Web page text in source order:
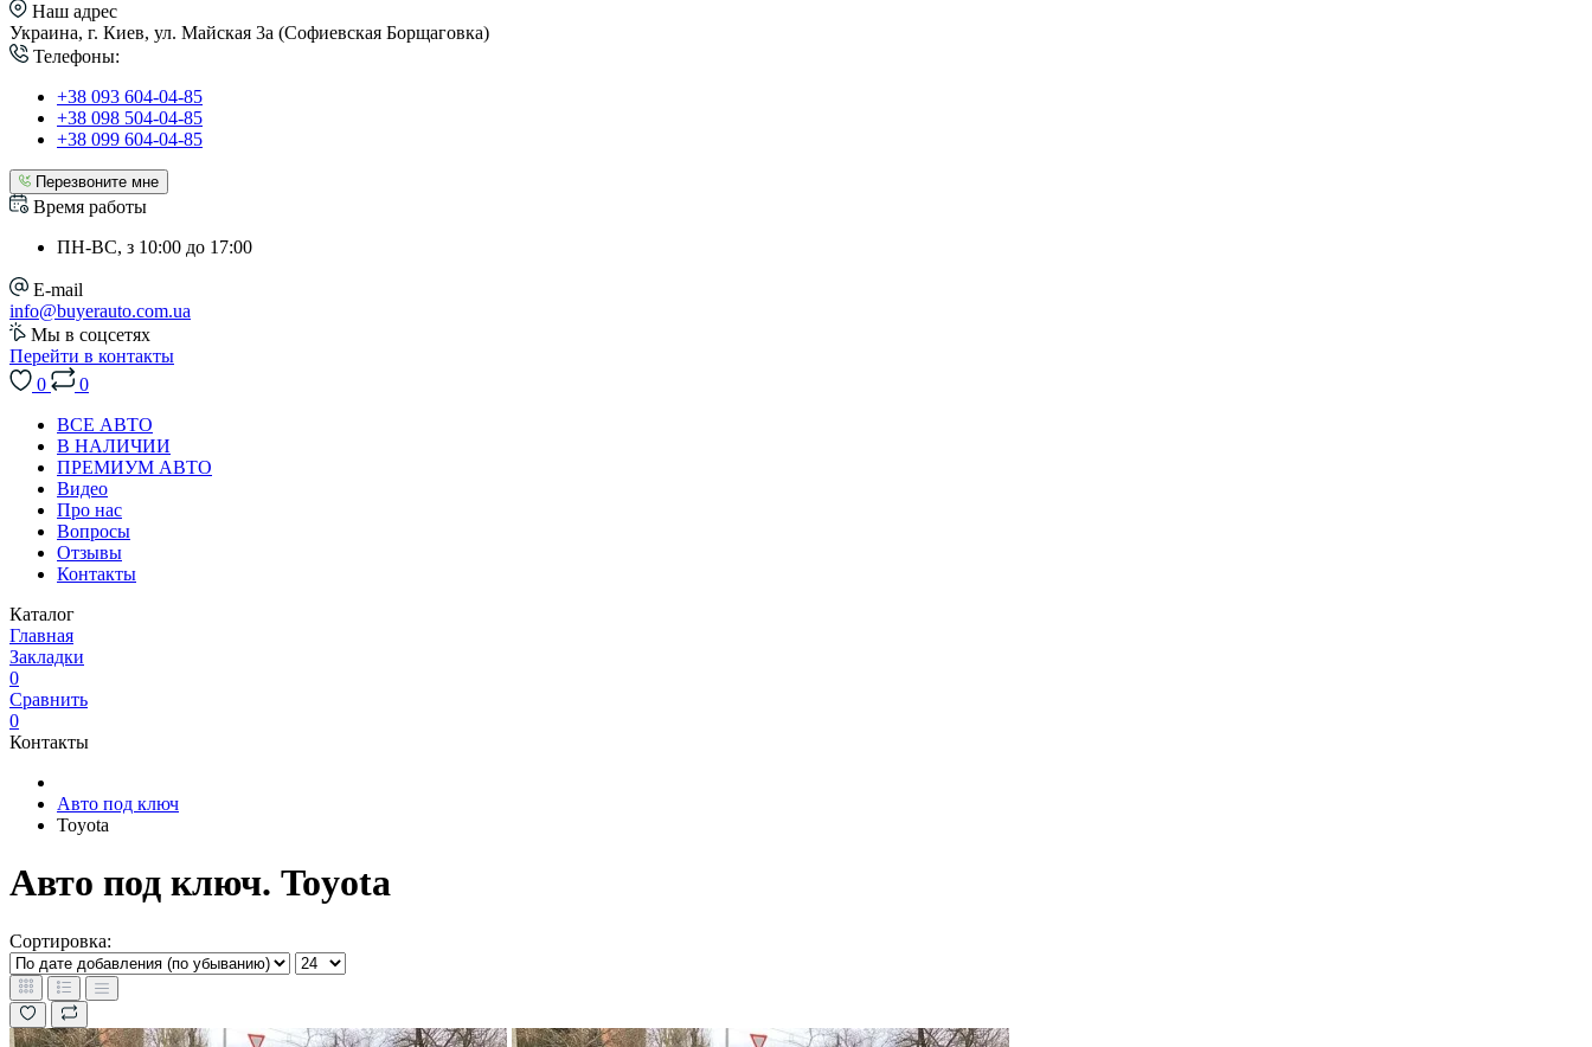
Наш адрес
Украина, г. Киев, ул. Майская 3а (Софиевская Борщаговка)
Телефоны:
+38 093 604-04-85
+38 098 504-04-85
+38 099 604-04-85
Перезвоните мне
Время работы
ПН-ВС, з 10:00 до 17:00
E-mail
info@buyerauto.com.ua
Мы в соцсетях
Перейти в контакты
0
0
ВСЕ АВТО
В НАЛИЧИИ
ПРЕМИУМ АВТО
Видео
Про нас
Вопросы
Отзывы
Контакты
Каталог
Главная
Закладки
0
Сравнить
0
Контакты
Авто под ключ
Toyota
Авто под ключ. Toyota
Сортировка: